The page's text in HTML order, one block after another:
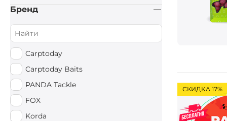
СКИДКА 17%
Бренд
Carptoday
Carptoday Baits
PANDA Tackle
FOX
Korda